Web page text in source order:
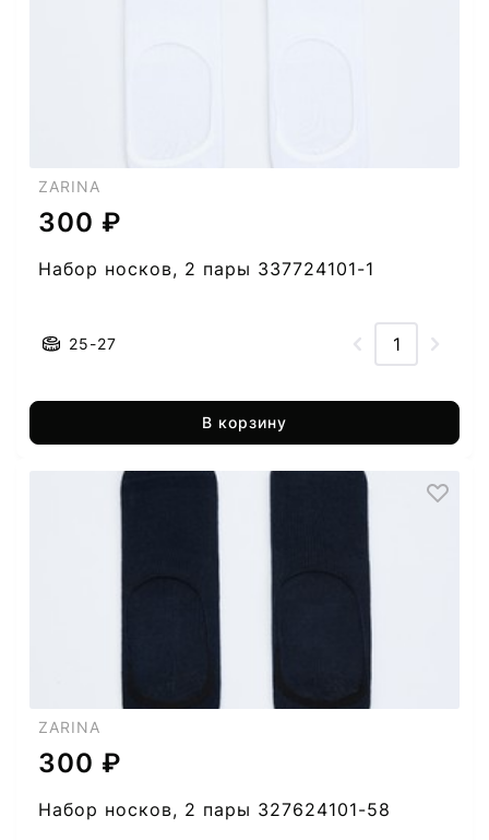
ZARINA
300 ₽
Набор носков, 2 пары 337724101-1
25-27
В корзину
ZARINA
300 ₽
Набор носков, 2 пары 327624101-58